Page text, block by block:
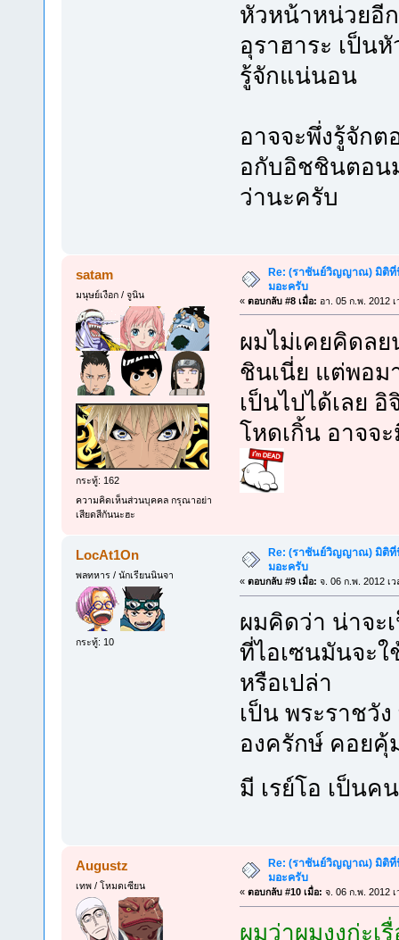
หัวหน้าหน่วยอี
อุราฮาระ เป็น
รู้จักแน่นอน
อาจจะพึ่งรู้จักต
อกับอิชชินตอน
ว่านะครับ
satam
มนุษย์เงือก / จูนิน
กระทู้: 162
ความคิดเห็นส่วนบุคคล กรุณาอย่า
เสียดสีกันนะฮะ
Re: (ราชันย์วิญญาณ) มิติที่
มอะครับ
« ตอบกลับ #8 เมื่อ: อา. 05 ก.พ. 2012
ผมไม่เคยคิดล
ชินเนี่ย แต่พอ
เป็นไปได้เลย
โหดเกิ้น อาจจ
LocAt1On
พลทหาร / นักเรียนนินจา
กระทู้: 10
Re: (ราชันย์วิญญาณ) มิติที่
มอะครับ
« ตอบกลับ #9 เมื่อ: จ. 06 ก.พ. 2012 เ
ผมคิดว่า น่าจะ
ที่ไอเซนมันจะ
หรือเปล่า
เป็น พระราชวั
องครักษ์ คอยคุ้
มี เรย์โอ เป็น
Augustz
เทพ / โหมดเซียน
Re: (ราชันย์วิญญาณ) มิติที่
มอะครับ
« ตอบกลับ #10 เมื่อ: จ. 06 ก.พ. 2012
ผมว่าผมงงก่ะเ